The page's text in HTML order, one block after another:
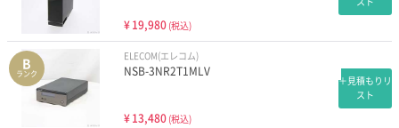
¥19,980 (税込)
B
ランク
ELECOM(エレコム)
NSB-3NR2T1MLV
¥13,480 (税込)
＋見積もりリ
スト